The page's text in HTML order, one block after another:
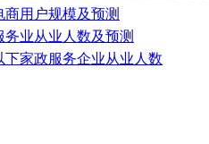
商用户规模及预测
务业从业人数及预测
下家政服务企业从业人数